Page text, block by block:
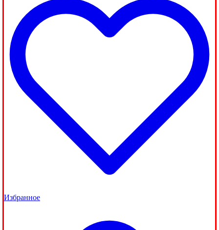
Избранное